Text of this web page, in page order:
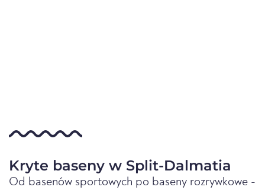
Kryte baseny w Split-Dalmatia
Od basenów sportowych po baseny rozrywkowe -